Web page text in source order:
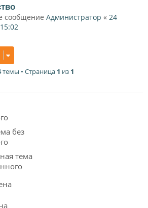
сообщение Администратор « 24
темы • Страница 1 из 1
без
тема